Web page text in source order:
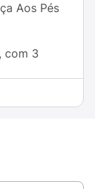
Aos Pés
com 3
disso, é